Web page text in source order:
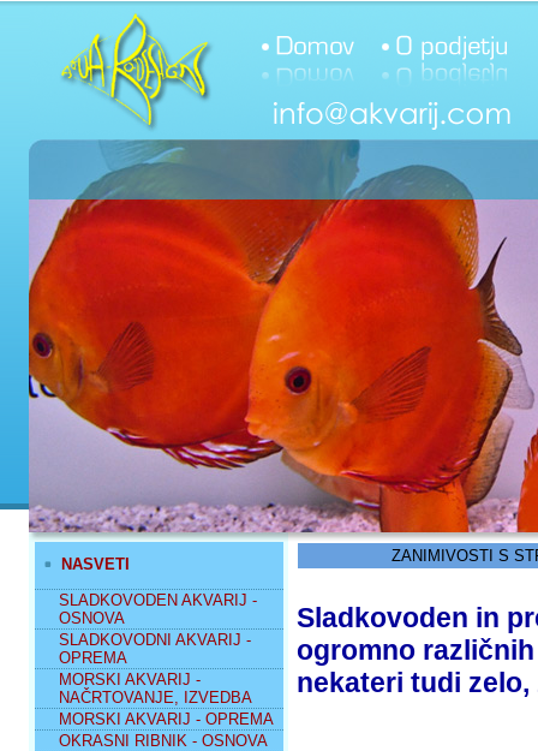
NASVETI
SLADKOVODEN AKVARIJ -
OSNOVA
SLADKOVODNI AKVARIJ -
OPREMA
MORSKI AKVARIJ -
NAČRTOVANJE, IZVEDBA
MORSKI AKVARIJ - OPREMA
OKRASNI RIBNIK - OSNOVA
ZANIMIVOSTI S
Sladkovoden in
ogromno
nekateri tudi